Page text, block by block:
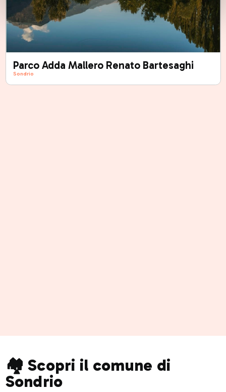
Parco Adda Mallero Renato Bartesaghi
Sondrio
🏘️ Scopri il comune di
Sondrio